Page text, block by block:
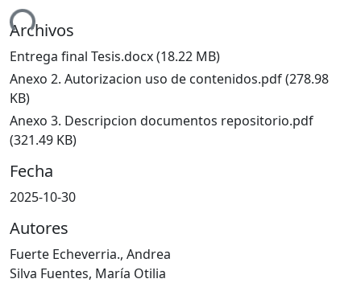
Archivos
Entrega final Tesis.docx(18.22 MB)
Anexo 2. Autorizacion uso de contenidos.pdf(278.98
KB)
Anexo 3. Descripcion documentos repositorio.pdf
(321.49 KB)
Fecha
2025-10-30
Autores
Fuerte Echeverria., Andrea
Silva Fuentes, María Otilia